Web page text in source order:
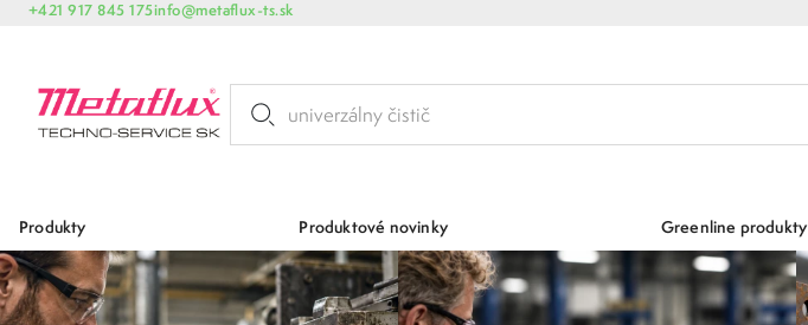
+421 917 845 175info@metaflux-ts.sk
Produkty Produktové novinky Greenline produkty